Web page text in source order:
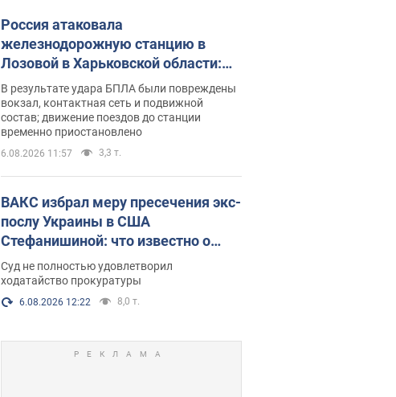
Россия атаковала
железнодорожную станцию в
Лозовой в Харьковской области:
есть погибшие и раненые
В результате удара БПЛА были повреждены
вокзал, контактная сеть и подвижной
состав; движение поездов до станции
временно приостановлено
6.08.2026 11:57 3,3 т.
ВАКС избрал меру пресечения экс-
послу Украины в США
Стефанишиной: что известно о
деле
Суд не полностью удовлетворил
ходатайство прокуратуры
6.08.2026 12:22 8,0 т.